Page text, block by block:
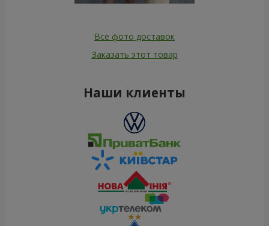
Все фото доставок
Заказать этот товар
Наши клиенты